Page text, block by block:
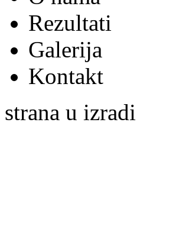
Rezultati
Galerija
Kontakt
strana u izradi